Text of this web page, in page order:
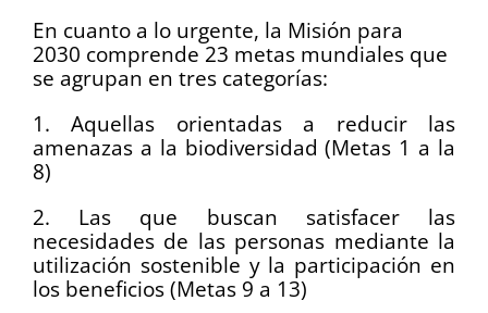
En cuanto a lo urgente, la Misión para
2030 comprende 23 metas mundiales que
se agrupan en tres categorías:
1. Aquellas orientadas a reducir las
amenazas a la biodiversidad (Metas 1 a la
8)
2. Las que buscan satisfacer las
necesidades de las personas mediante la
utilización sostenible y la participación en
los beneficios (Metas 9 a 13)